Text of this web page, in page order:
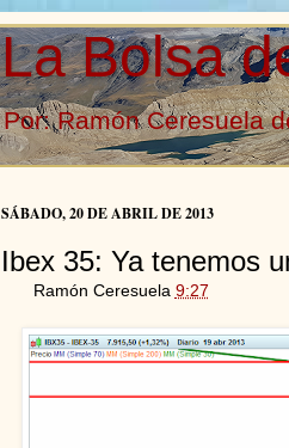
La Bolsa
Por: Ramón Ceresuela
SÁBADO, 20 DE ABRIL DE 2013
Ibex 35: Ya tenemos
Ramón Ceresuela 9:27